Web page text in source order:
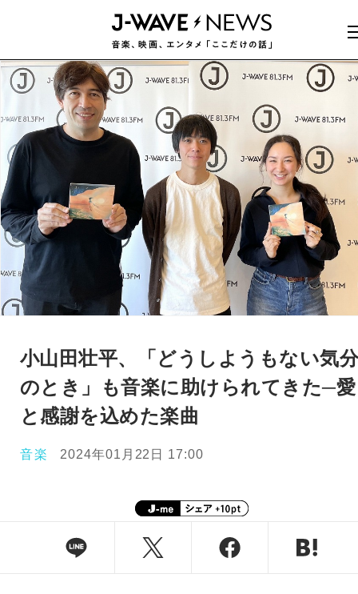
小山田壮平、「どうしようもない気
のとき」も音楽に助けられてきた─愛
と感謝を込めた楽曲
音楽 2024年01月22日 17:00